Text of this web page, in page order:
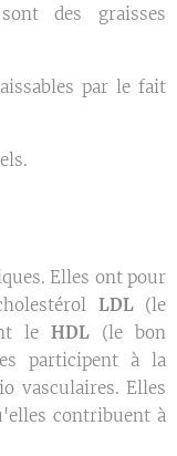
des graisses
par le fait
Elles ont pour
LDL(le
le HDL (le bon
participent à la
vasculaires. Elles
contribuent à